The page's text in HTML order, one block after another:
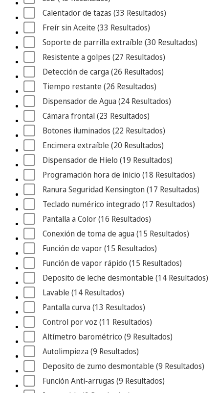
Calentador de tazas (33 Resultados)
Freír sin Aceite (33 Resultados)
Soporte de parrilla extraíble (30 Resultados)
Resistente a golpes (27 Resultados)
Detección de carga (26 Resultados)
Tiempo restante (26 Resultados)
Dispensador de Agua (24 Resultados)
Cámara frontal (23 Resultados)
Botones iluminados (22 Resultados)
Encimera extraíble (20 Resultados)
Dispensador de Hielo (19 Resultados)
Programación hora de inicio (18 Resultados)
Ranura Seguridad Kensington (17 Resultados)
Teclado numérico integrado (17 Resultados)
Pantalla a Color (16 Resultados)
Conexión de toma de agua (15 Resultados)
Función de vapor (15 Resultados)
Función de vapor rápido (15 Resultados)
Deposito de leche desmontable (14 Resultados)
Lavable (14 Resultados)
Pantalla curva (13 Resultados)
Control por voz (11 Resultados)
Altímetro barométrico (9 Resultados)
Autolimpieza (9 Resultados)
Deposito de zumo desmontable (9 Resultados)
Función Anti-arrugas (9 Resultados)